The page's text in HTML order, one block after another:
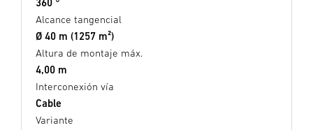
360 °
Alcance tangencial
Ø 40 m (1257 m²)
Altura de montaje máx.
4,00 m
Interconexión vía
Cable
Variante